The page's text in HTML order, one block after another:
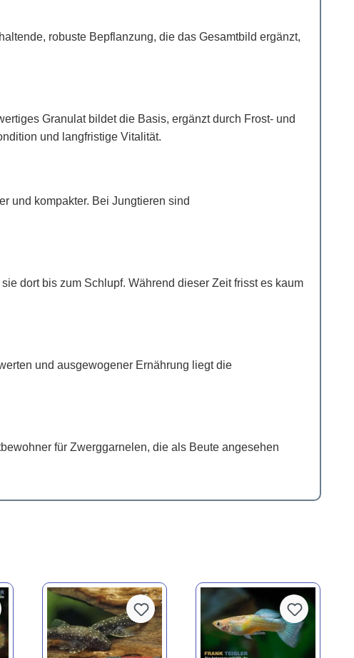
robuste Bepflanzung, die das Gesamtbild ergänzt,
Granulat bildet die Basis, ergänzt durch Frost- und
und langfristige Vitalität.
und kompakter. Bei Jungtieren sind
dort bis zum Schlupf. Während dieser Zeit frisst es kaum
und ausgewogener Ernährung liegt die
für Zwerggarnelen, die als Beute angesehen